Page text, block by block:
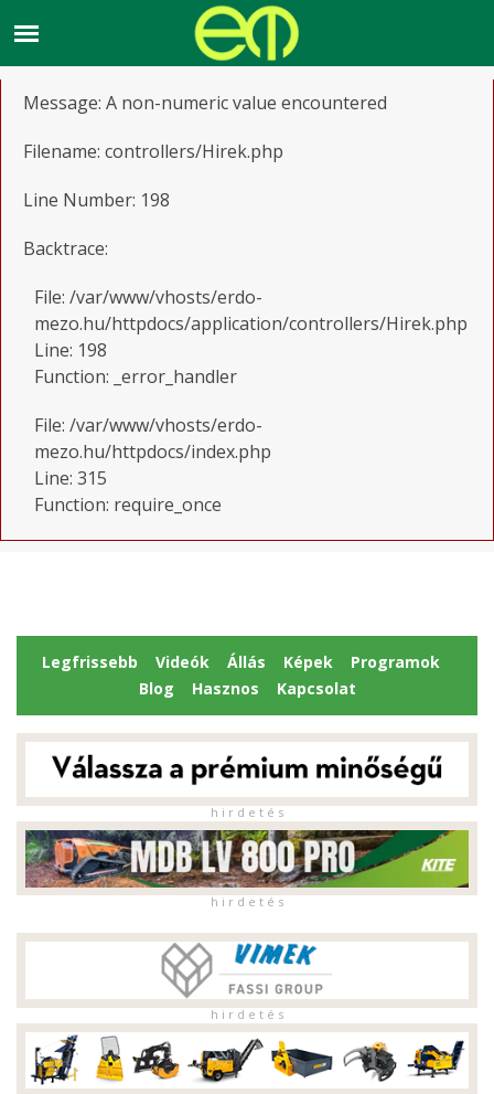
A PHP Error was encountered
Message: A non-numeric value encountered
Filename: controllers/Hirek.php
Line Number: 198
Backtrace:
File: /var/www/vhosts/erdo-
mezo.hu/httpdocs/application/controllers/Hirek.php
Line: 198
Function: _error_handler
File: /var/www/vhosts/erdo-
mezo.hu/httpdocs/index.php
Line: 315
Function: require_once
Legfrissebb Videók Állás Képek
Programok
Blog
Hasznos Kapcsolat
h i r d e t é s
h i r d e t é s
h i r d e t é s